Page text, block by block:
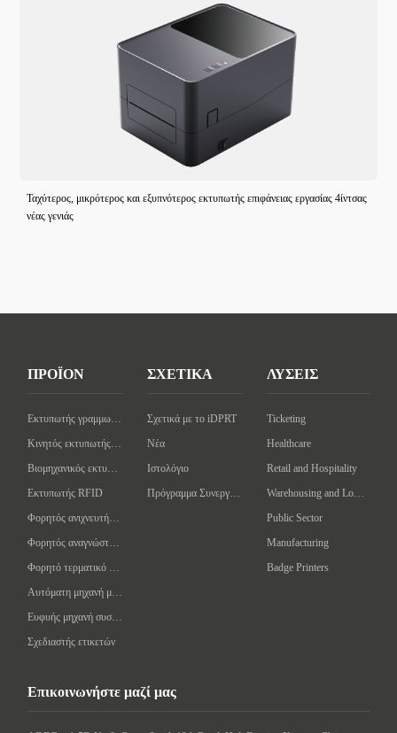
Ταχύτερος, μικρότερος και εξυπνότερος εκτυπωτής επιφάνειας εργασίας 4ίντσας
νέας γενιάς
ΠΡΟΪΟΝ
Εκτυπωτής γραμμωτού κώδικα επιφάνειας εργασίας
Κινητός εκτυπωτής γραμμωτού κώδικα
Βιομηχανικός εκτυπωτής γραμμωτών κωδίκων
Εκτυπωτής RFID
Φορητός ανιχνευτής γραμμωτού κώδικα
Φορητός αναγνώστης/συγγραφέας RFID
Φορητό τερματικό δεδομένων
Αυτόματη μηχανή μαρκαρίσματος
Ευφυής μηχανή συσκευασίας
Σχεδιαστής ετικετών
ΣΧΕΤΙΚΑ
Σχετικά με το iDPRT
Νέα
Ιστολόγιο
Πρόγραμμα Συνεργάτη
ΛΥΣΕΙΣ
Ticketing
Healthcare
Retail and Hospitality
Warehousing and Logistics
Public Sector
Manufacturing
Badge Printers
Επικοινωνήστε μαζί μας